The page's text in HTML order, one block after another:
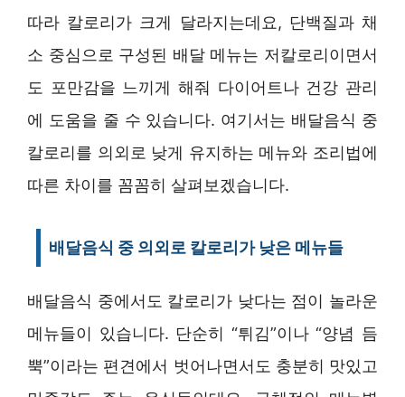
따라 칼로리가 크게 달라지는데요, 단백질과 채
소 중심으로 구성된 배달 메뉴는 저칼로리이면서
도 포만감을 느끼게 해줘 다이어트나 건강 관리
에 도움을 줄 수 있습니다. 여기서는 배달음식 중
칼로리를 의외로 낮게 유지하는 메뉴와 조리법에
따른 차이를 꼼꼼히 살펴보겠습니다.
배달음식 중 의외로 칼로리가 낮은 메뉴들
배달음식 중에서도 칼로리가 낮다는 점이 놀라운
메뉴들이 있습니다. 단순히 “튀김”이나 “양념 듬
뿍”이라는 편견에서 벗어나면서도 충분히 맛있고